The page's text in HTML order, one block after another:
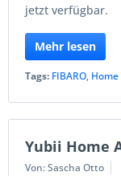
jetzt verfügbar.
Mehr lesen
Tags: FIBARO,
Yubii Home
Von: Sascha Otto